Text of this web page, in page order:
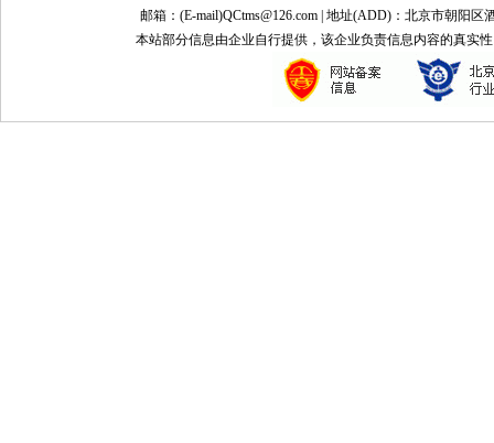
邮箱：(E-mail)QCtms@126.com | 地址(ADD)：北京市朝阳
本站部分信息由企业自行提供，该企业负责信息内容的真实